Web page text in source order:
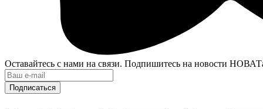
Оставайтесь с нами на связи. Подпишитесь на новости
Подписаться